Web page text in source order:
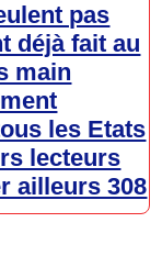
pas
déjà fait au
main
les Etats
lecteurs
ailleurs 308